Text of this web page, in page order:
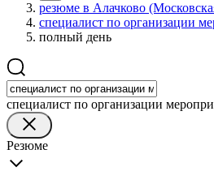
резюме в Алачково
специалист по организации
полный день
специалист по организации
Резюме